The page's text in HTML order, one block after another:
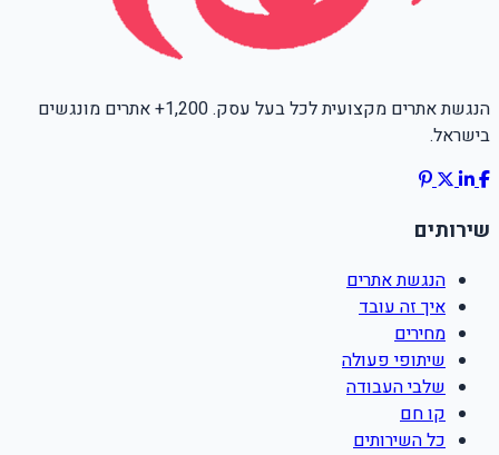
הנגשת אתרים מקצועית לכל בעל עסק. 1,200+ אתרים מונגשים
בישראל.
שירותים
הנגשת אתרים
איך זה עובד
מחירים
שיתופי פעולה
שלבי העבודה
קו חם
כל השירותים